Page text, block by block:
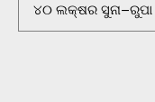
୪୦ ଲକ୍ଷର